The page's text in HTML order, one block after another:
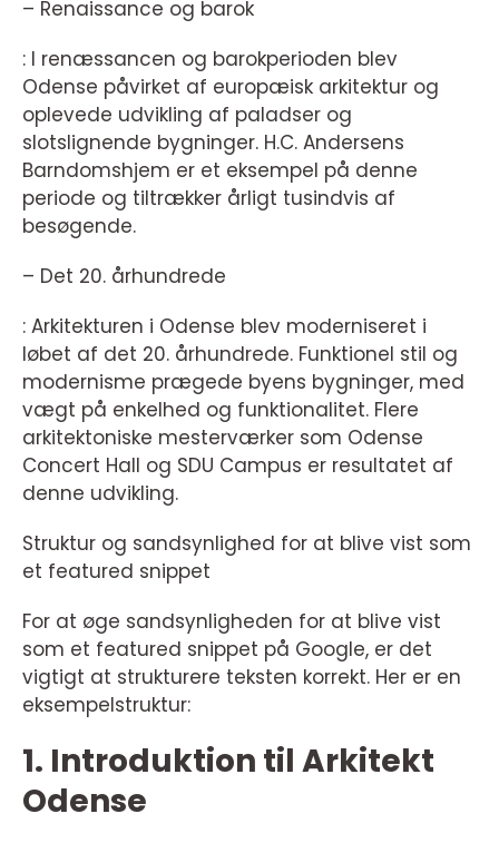
– Renaissance og barok
: I renæssancen og barokperioden blev
Odense påvirket af europæisk arkitektur og
oplevede udvikling af paladser og
slotslignende bygninger. H.C. Andersens
Barndomshjem er et eksempel på denne
periode og tiltrækker årligt tusindvis af
besøgende.
– Det 20. århundrede
: Arkitekturen i Odense blev moderniseret i
løbet af det 20. århundrede. Funktionel stil og
modernisme prægede byens bygninger, med
vægt på enkelhed og funktionalitet. Flere
arkitektoniske mesterværker som Odense
Concert Hall og SDU Campus er resultatet af
denne udvikling.
Struktur og sandsynlighed for at blive vist som
et featured snippet
For at øge sandsynligheden for at blive vist
som et featured snippet på Google, er det
vigtigt at strukturere teksten korrekt. Her er en
eksempelstruktur:
1. Introduktion til Arkitekt
Odense